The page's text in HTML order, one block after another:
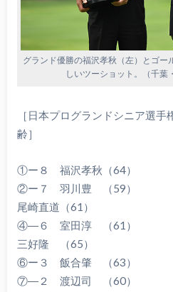
グランド優勝の福沢孝秋（左）とゴー
しいツーショット。（千葉
［日本プログランドシニア選
齢］
①ー８ 福沢孝秋（64）
②ー７ 羽川豊 （59）
尾崎直道（61）
④―６ 室田淳 （61）
三好隆 （65）
⑥ー３ 飯合肇 （63）
⑦―２ 渡辺司 （60）